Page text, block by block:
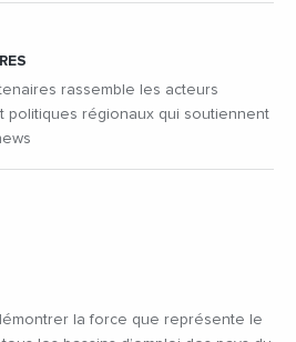
la force que représente le
rassemble les acteurs
politiques régionaux qui soutiennent